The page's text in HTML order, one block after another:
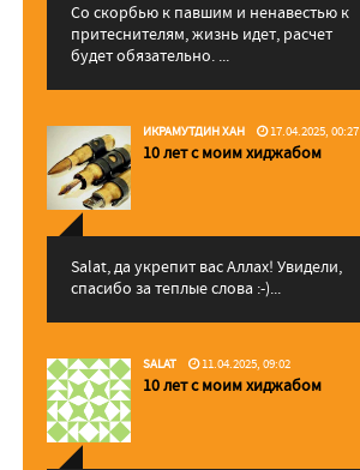
Со скорбью к павшим и ненавестью к
притеснителям, жизнь идет, расчет
будет обязательно. ...
ИКРАМУТДИН ХАН 17.04.2025, 00:27
10 лет с моим хиджабом
Salat, да укрепит вас Аллаx! Увидели,
спасибо за теплые слова :-)...
SALAT 11.04.2025, 09:02
10 лет с моим хиджабом